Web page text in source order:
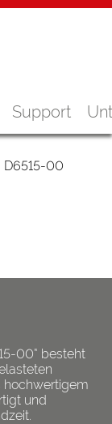
Support
D6515-00
00“ besteht
hochwertigem
und